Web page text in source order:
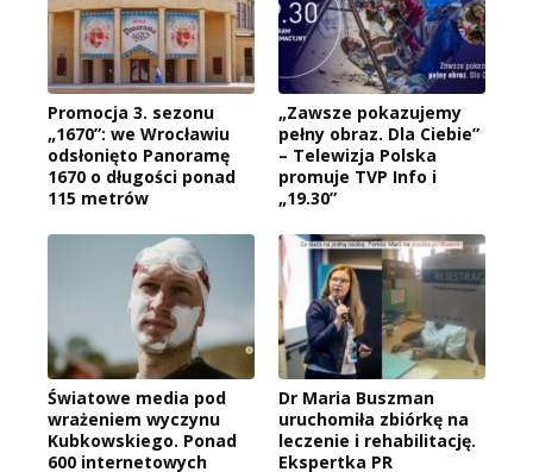
Promocja 3. sezonu
„1670”: we Wrocławiu
odsłonięto Panoramę
1670 o długości ponad
115 metrów
„Zawsze pokazujemy
pełny obraz. Dla Ciebie”
– Telewizja Polska
promuje TVP Info i
„19.30”
Światowe media pod
wrażeniem wyczynu
Kubkowskiego. Ponad
600 internetowych
Dr Maria Buszman
uruchomiła zbiórkę na
leczenie i rehabilitację.
Ekspertka PR